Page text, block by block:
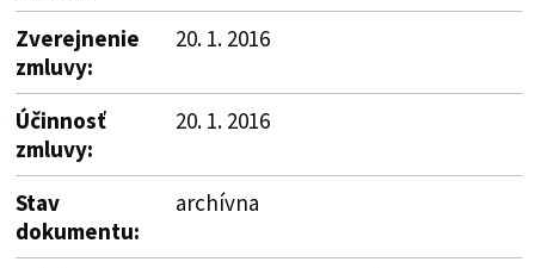
Zverejnenie
zmluvy:
20. 1. 2016
Účinnosť
zmluvy:
20. 1. 2016
Stav
dokumentu:
archívna